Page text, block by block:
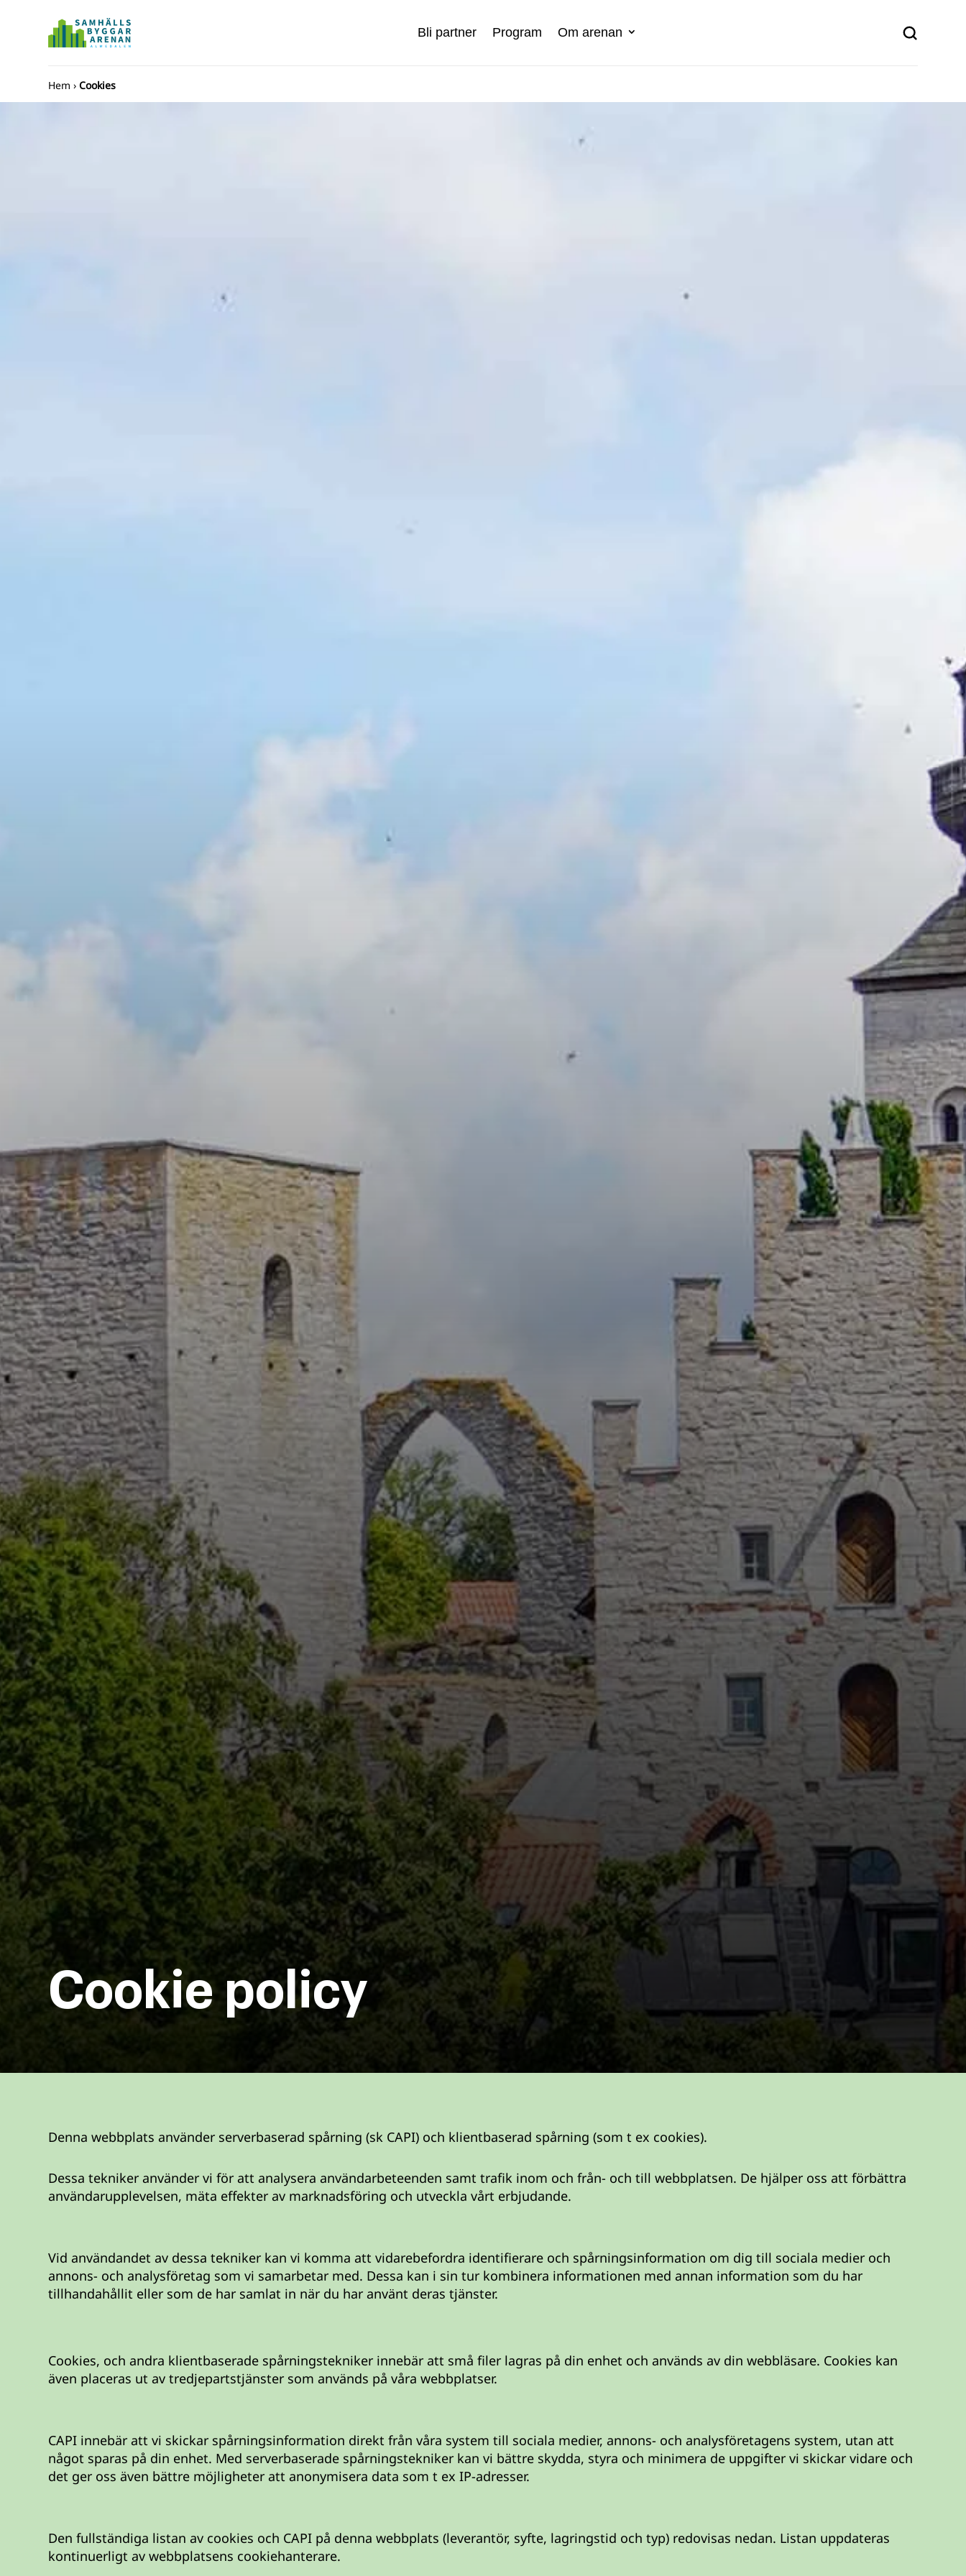
Bli partner Program Om arenan
Hem ›Cookies
Cookie policy
Denna webbplats använder serverbaserad spårning (sk CAPI) och klientbaserad spårning (som t ex cookies).
Dessa tekniker använder vi för att analysera användarbeteenden samt trafik inom och från- och till webbplatsen. De hjälper oss att förbättra
användarupplevelsen, mäta effekter av marknadsföring och utveckla vårt erbjudande.
Vid användandet av dessa tekniker kan vi komma att vidarebefordra identifierare och spårningsinformation om dig till sociala medier och
annons- och analysföretag som vi samarbetar med. Dessa kan i sin tur kombinera informationen med annan information som du har
tillhandahållit eller som de har samlat in när du har använt deras tjänster.
Cookies, och andra klientbaserade spårningstekniker innebär att små filer lagras på din enhet och används av din webbläsare. Cookies kan
även placeras ut av tredjepartstjänster som används på våra webbplatser.
CAPI innebär att vi skickar spårningsinformation direkt från våra system till sociala medier, annons- och analysföretagens system, utan att
något sparas på din enhet. Med serverbaserade spårningstekniker kan vi bättre skydda, styra och minimera de uppgifter vi skickar vidare och
det ger oss även bättre möjligheter att anonymisera data som t ex IP-adresser.
Den fullständiga listan av cookies och CAPI på denna webbplats (leverantör, syfte, lagringstid och typ) redovisas nedan. Listan uppdateras
kontinuerligt av webbplatsens cookiehanterare.